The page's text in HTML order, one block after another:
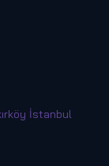
İstanbul